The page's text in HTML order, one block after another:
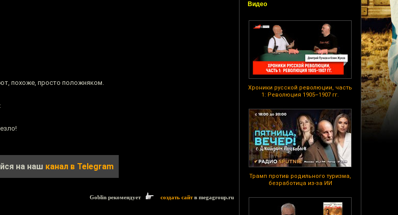
Видео
Хроники русской революции, часть
1: Революция 1905–1907 гг.
Трамп против родильного туризма,
безработица из-за ИИ
похоже, просто положняком.
на наш канал в Telegram
Goblin рекомендует создать сайтв megagroup.ru